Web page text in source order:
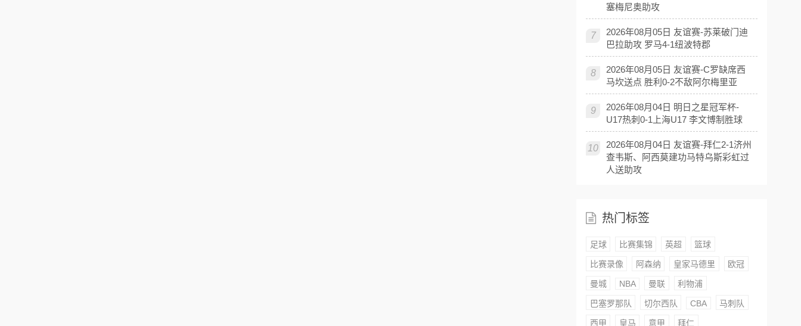
塞梅尼奥助攻
7
2026年08月05日 友谊赛-苏莱破门迪
巴拉助攻 罗马4-1纽波特郡
8
2026年08月05日 友谊赛-C罗缺席西
马坎送点 胜利0-2不敌阿尔梅里亚
9
2026年08月04日 明日之星冠军杯-
U17热刺0-1上海U17 李文博制胜球
10
2026年08月04日 友谊赛-拜仁2-1济州
查韦斯、阿西莫建功马特乌斯彩虹过
人送助攻
热门标签
足球 比赛集锦 英超 篮球
比赛录像 阿森纳 皇家马德里 欧冠
曼城 NBA 曼联 利物浦
巴塞罗那队 切尔西队 CBA 马刺队
西甲 皇马 意甲 拜仁